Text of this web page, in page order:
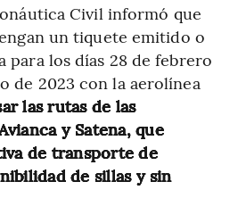
Civil informó que
un tiquete emitido o
para los días 28 de febrero
de 2023 con la aerolínea
las rutas de las
y Satena, que
de transporte de
de sillas y sin